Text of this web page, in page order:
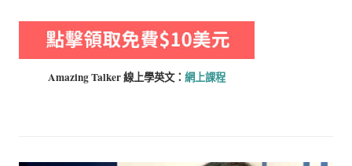
Amazing Talker 線上學英文： 網上課程